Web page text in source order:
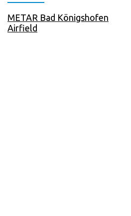
METAR Bad Königshofen
Airfield